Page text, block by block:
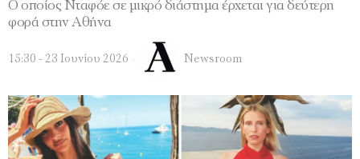
Ο οποίος Νταφόε σε μικρό διάστημα έρχεται για δεύτερη
φορά στην Αθήνα
15:30 - 23 Ιουνίου 2026 Newsroom